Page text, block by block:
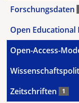
Forschungsdaten
Open Educational
Open-Access-
Zeitschriften 1